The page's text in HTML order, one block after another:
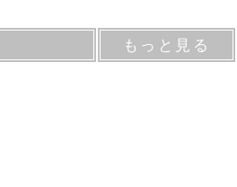
もっと見る